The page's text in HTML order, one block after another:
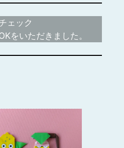
ェック
をいただきました。